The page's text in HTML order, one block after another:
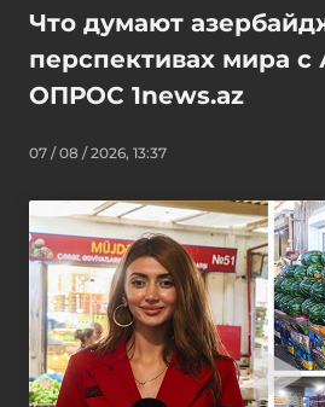
Что думают
перспективах мира
ОПРОС 1news.az
07 / 08 / 2026, 13:37